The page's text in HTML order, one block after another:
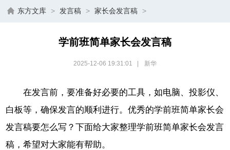
东方文库 > 发言稿 > 家长会发言稿 >
学前班简单家长会发言稿
2025-12-06 19:31:01 新华
在发言前，要准备好必要的工具，如电脑、投影仪、
白板等，确保发言的顺利进行。优秀的学前班简单家长会
发言稿要怎么写？下面给大家整理学前班简单家长会发言
稿，希望对大家能有帮助。